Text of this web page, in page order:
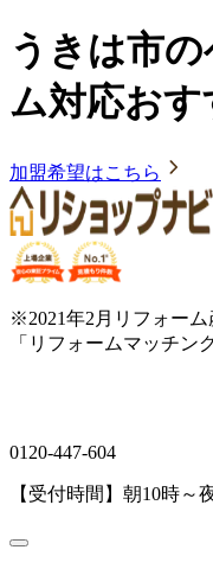
うきは市
ム対応お
加盟希望はこちら
※2021年2月リフォーム
「リフォームマッチン
0120-447-604
【受付時間】朝10時～